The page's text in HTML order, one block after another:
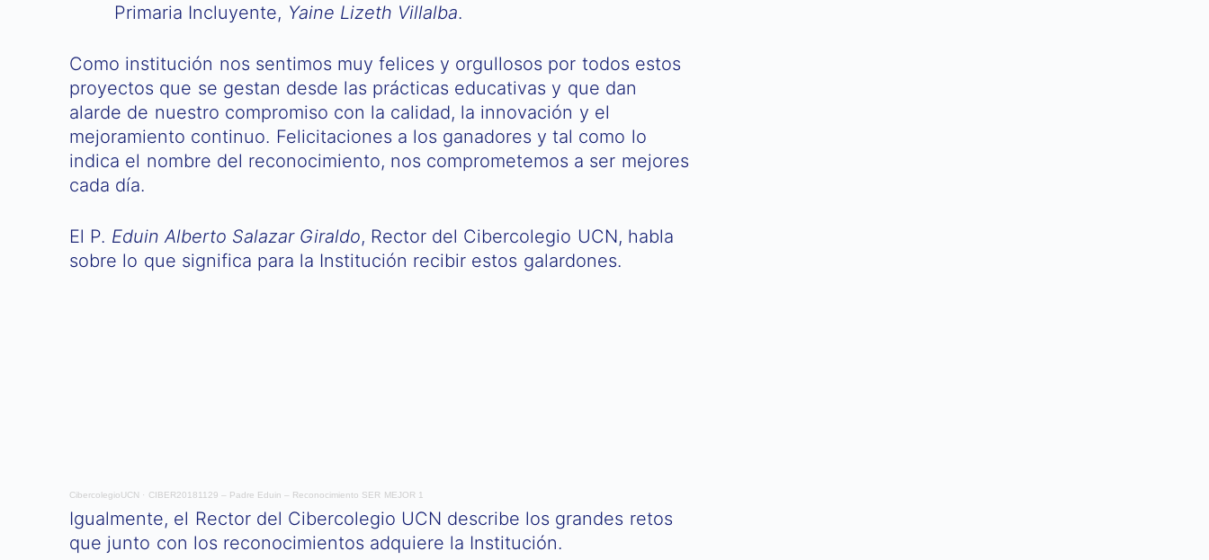
Primaria Incluyente, Yaine Lizeth Villalba.
Como institución nos sentimos muy felices y orgullosos por todos estos
proyectos que se gestan desde las prácticas educativas y que dan
alarde de nuestro compromiso con la calidad, la innovación y el
mejoramiento continuo. Felicitaciones a los ganadores y tal como lo
indica el nombre del reconocimiento, nos comprometemos a ser mejores
cada día.
El P. Eduin Alberto Salazar Giraldo, Rector del Cibercolegio UCN, habla
sobre lo que significa para la Institución recibir estos galardones.
CibercolegioUCN · CIBER20181129 – Padre Eduin – Reconocimiento SER MEJOR 1
Igualmente, el Rector del Cibercolegio UCN describe los grandes retos
que junto con los reconocimientos adquiere la Institución.